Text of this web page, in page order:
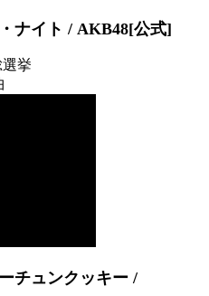
ナイト / AKB48[公式]
挙
チュンクッキー /